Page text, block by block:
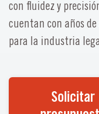
con fluidez y
cuentan con años
para la industria
Solicitar